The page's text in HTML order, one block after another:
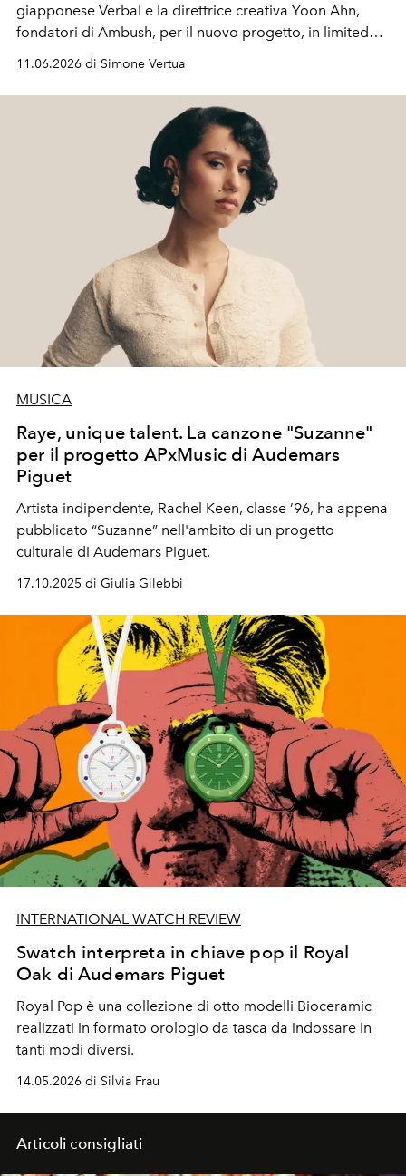
giapponese Verbal e la direttrice creativa Yoon Ahn,
fondatori di Ambush, per il nuovo progetto, in limited
11.06.2026 di Simone Vertua
MUSICA
Raye, unique talent. La canzone "Suzanne"
per il progetto APxMusic di Audemars
Piguet
Artista indipendente, Rachel Keen, classe ’96, ha appena
pubblicato “Suzanne” nell'ambito di un progetto
culturale di Audemars Piguet.
17.10.2025 di Giulia Gilebbi
INTERNATIONAL WATCH REVIEW
Swatch interpreta in chiave pop il Royal
Oak di Audemars Piguet
Royal Pop è una collezione di otto modelli Bioceramic
realizzati in formato orologio da tasca da indossare in
tanti modi diversi.
14.05.2026 di Silvia Frau
Articoli consigliati